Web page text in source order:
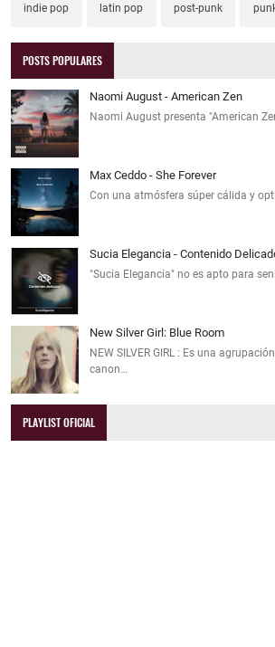
indie pop latin pop post-punk
POSTS POPULARES
Naomi August - American Zen
Naomi August presenta "American
Max Ceddo - She Forever
Con una atmósfera súper cálida y
Sucia Elegancia - Contenido
"Sucia Elegancia" no es apto para
New Silver Girl: Blue Room
NEW SILVER GIRL : Es una
canon…
PLAYLIST OFICIAL